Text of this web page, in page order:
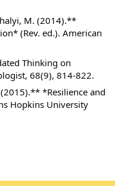
M. (2014).**
(Rev. ed.). American
Thinking on
68(9), 814-822.
*Resilience and
Hopkins University